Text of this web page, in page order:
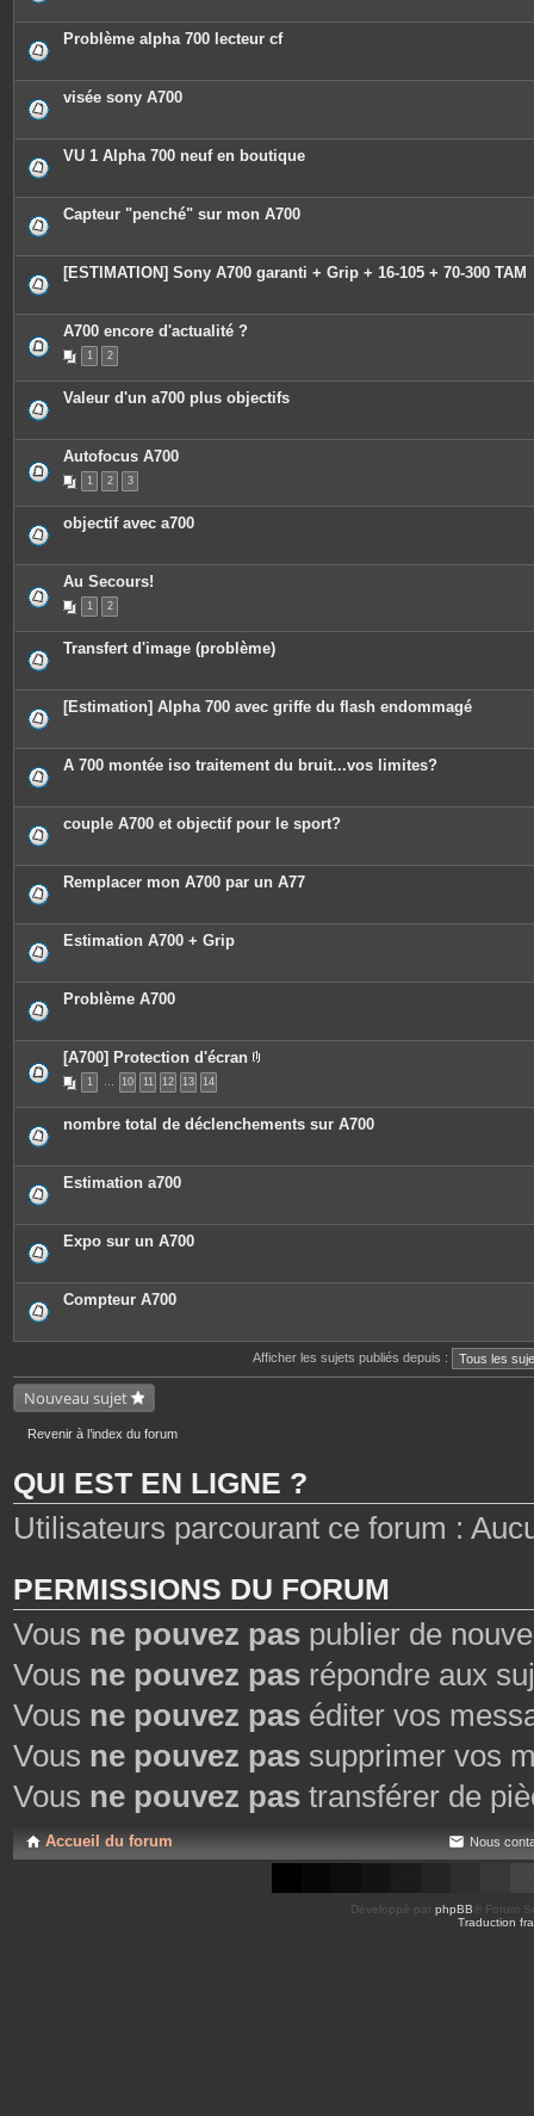
è
j
t
Problème alpha 700 lecteur cf
visée sony A700
VU 1 Alpha 700 neuf en boutique
Capteur "penché" sur mon A700
[ESTIMATION] Sony A700 garanti + Grip + 16-105 + 70-300 TAM
A700 encore d'actualité ?
1 2
Valeur d'un a700 plus objectifs
Autofocus A700
1 2 3
objectif avec a700
Au Secours!
1 2
Transfert d'image (problème)
[Estimation] Alpha 700 avec griffe du flash endommagé
A 700 montée iso traitement du bruit...vos limites?
couple A700 et objectif pour le sport?
Remplacer mon A700 par un A77
Estimation A700 + Grip
Problème A700
[A700] Protection d'écran
c
e
o
e
1 … 10 11 12 13 14
nombre total de déclenchements sur A700
Estimation a700
Expo sur un A700
Compteur A700
Afficher les sujets publiés depuis :
Nouveau sujet
Revenir à l’index du forum
QUI EST EN LIGNE ?
Utilisateurs parcourant ce forum :
PERMISSIONS DU FORUM
Vous ne pouvez pas publier de
Vous ne pouvez pas répondre aux
Vous ne pouvez pas éditer vos
Vous ne pouvez pas supprimer vos
Vous ne pouvez pas transférer de
Accueil du forum Nous
Développé par phpBB ® Forum
Traduction